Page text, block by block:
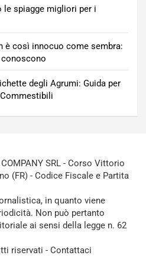
le spiagge migliori per i
è così innocuo come sembra:
degli Agrumi: Guida per
SRL - Corso Vittorio
(FR) - Codice Fiscale e Partita
in quanto viene
Non può pertanto
ai sensi della legge n. 62
riservati - Contattaci